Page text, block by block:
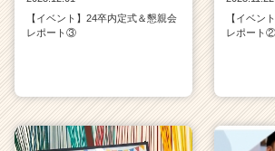
【イベント】24卒内定式＆懇親会
レポート③
【イベン
レポート②